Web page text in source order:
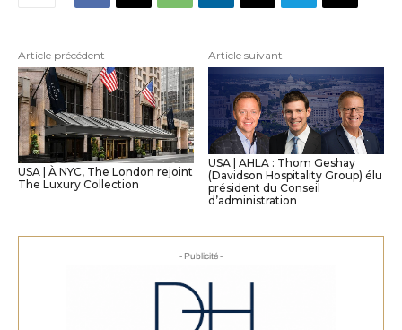
Article précédent
USA | À NYC, The London rejoint
The Luxury Collection
Article suivant
USA | AHLA : Thom Geshay
(Davidson Hospitality Group) élu
président du Conseil
d’administration
- Publicité -